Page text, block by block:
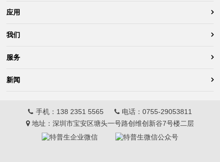
应用
我们
服务
新闻
手机： 138 2351 5565 电话： 0755-29053811
地址：深圳市宝安区塘头一号路创维创新谷7号楼二层